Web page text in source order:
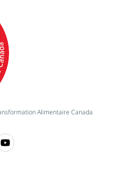
Alimentaire Canada